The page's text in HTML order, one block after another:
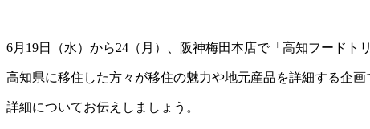
6月19日（水）から24（月）、阪神梅田本店で「高知フードト
高知県に移住した方々が移住の魅力や地元産品を詳細する企
詳細についてお伝えしましょう。